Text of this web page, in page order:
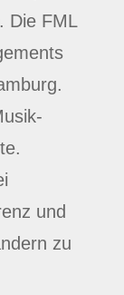
Die FML
und
zu